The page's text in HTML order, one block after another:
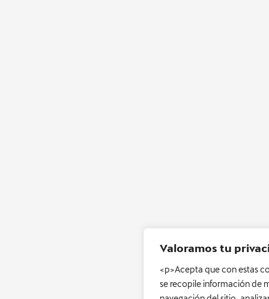
Valoramos tu
<p>Acepta que con estas
se recopile información de